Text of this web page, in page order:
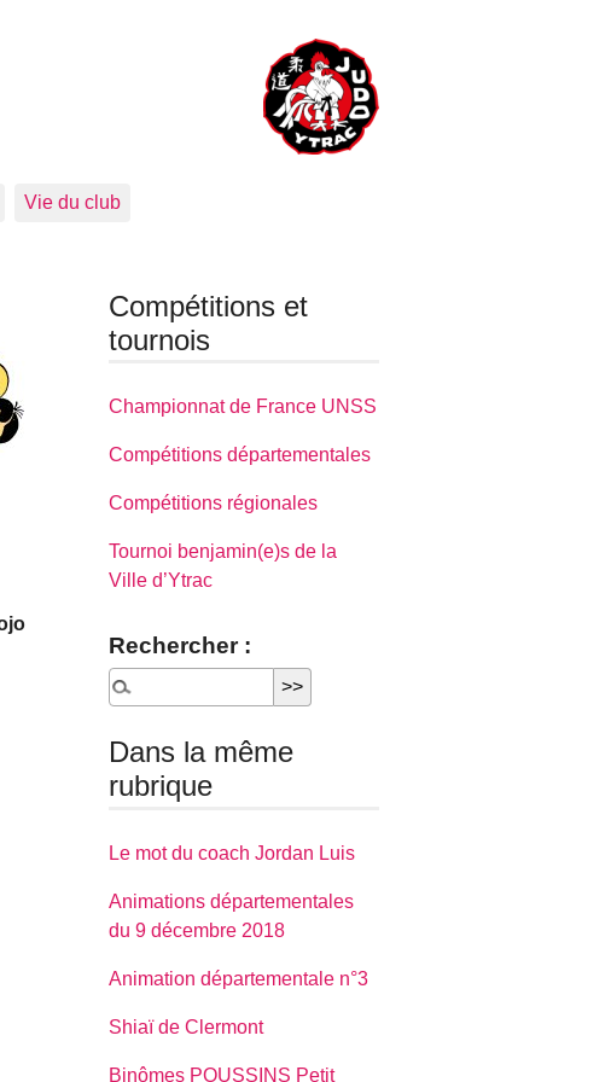
Vie du club
Compétitions et
tournois
Championnat de France UNSS
Compétitions départementales
Compétitions régionales
Tournoi benjamin(e)s de la
Ville d’Ytrac
Rechercher :
Dans la même
rubrique
Le mot du coach Jordan Luis
Animations départementales
du 9 décembre 2018
Animation départementale n°3
Shiaï de Clermont
Binômes POUSSINS Petit